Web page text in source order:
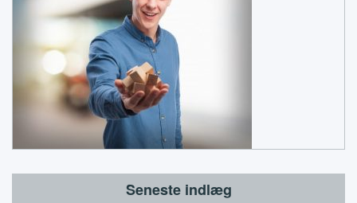
Seneste indlæg